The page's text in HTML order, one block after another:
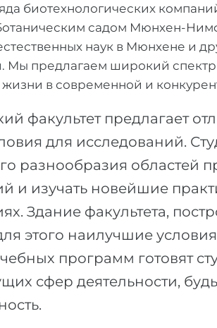
биотехнологических
садом Мюнхен-
наук в Мюнхене и
Мы предлагаем широкий спектр
жизни в современной и
факультет предлагает
для исследований.
разнообразия областей
и изучать новейшие
Здание факультета,
этого наилучшие
программ готовят
сфер деятельности,